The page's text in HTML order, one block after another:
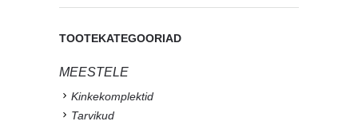
TOOTEKATEGOORIAD
MEESTELE
Kinkekomplektid
Tarvikud